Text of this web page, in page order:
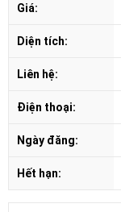
Giá:
Diện tích:
Liên hệ:
Điện thoại:
Ngày đăng:
Hết hạn: